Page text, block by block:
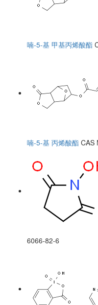
喃-5-基 甲基丙烯酸酯
喃-5-基 丙烯酸酯 CAS
6066-82-6